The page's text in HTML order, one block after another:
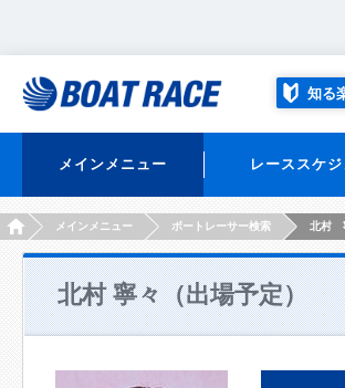
知る
メインメニュー レーススケ
HOMEメインメニュー ボートレーサー検索 北村
北村 寧々（出場予定）